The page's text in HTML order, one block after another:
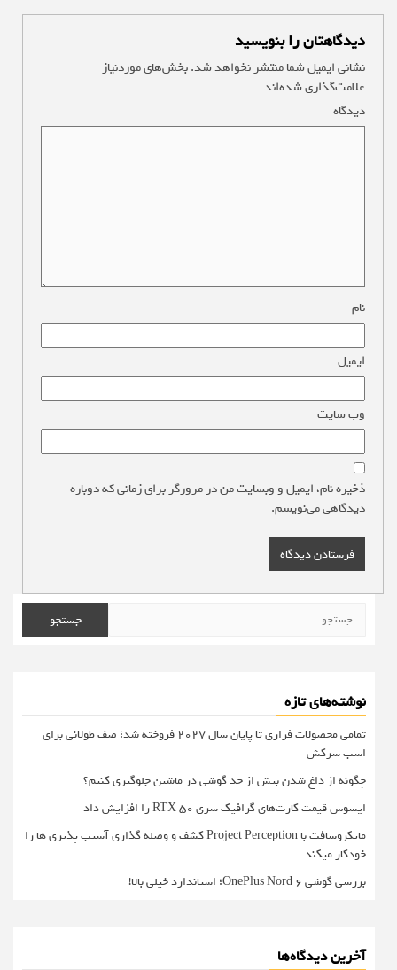
دیدگاهتان را بنویسید
نشانی ایمیل شما منتشر نخواهد شد.بخش‌های موردنیاز
علامت‌گذاری شده‌اند
دیدگاه
نام
ایمیل
وب‌ سایت
ذخیره نام، ایمیل و وبسایت من در مرورگر برای زمانی که دوباره
دیدگاهی می‌نویسم.
برای:
نوشته‌های تازه
تمامی محصولات فراری تا پایان سال ۲۰۲۷ فروخته شد؛ صف طولانی برای
اسب سرکش
چگونه از داغ شدن بیش از حد گوشی در ماشین جلوگیری کنیم؟
ایسوس قیمت کارت‌های گرافیک سری RTX 50 را افزایش داد
مایکروسافت با Project Perception کشف و وصله گذاری آسیب پذیری ها را
خودکار میکند
بررسی گوشی OnePlus Nord 6؛ استاندارد خیلی بالا!
آخرین دیدگاه‌ها